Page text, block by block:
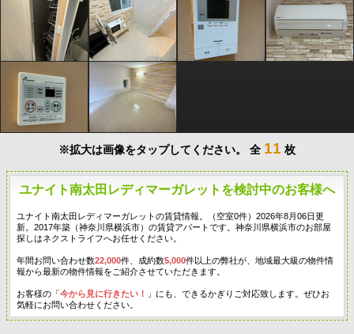
※拡大は画像をタップしてください。 全 11 枚
ユナイト南太田レディマーガレットを検討中のお客様へ
ユナイト南太田レディマーガレットの賃貸情報。（空室0件）2026年8月06日更
新。2017年築（神奈川県横浜市）の賃貸アパートです。神奈川県横浜市のお部屋
探しはネクストライフへお任せください。
年間お問い合わせ数22,000件、成約数5,000件以上の弊社が、地域最大級の物件情
報から最新の物件情報をご紹介させていただきます。
お客様の「今から見に行きたい！
」にも、できるかぎりご対応致します。ぜひお
気軽にお問い合わせください。